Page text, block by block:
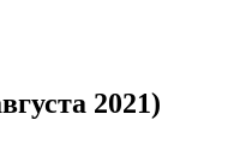
2021)